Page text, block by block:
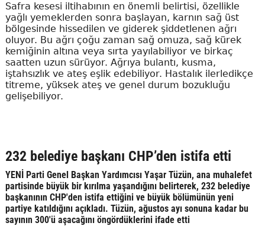
Safra kesesi iltihabının en önemli belirtisi, özellikle
yağlı yemeklerden sonra başlayan, karnın sağ üst
bölgesinde hissedilen ve giderek şiddetlenen ağrı
oluyor. Bu ağrı çoğu zaman sağ omuza, sağ kürek
kemiğinin altına veya sırta yayılabiliyor ve birkaç
saatten uzun sürüyor. Ağrıya bulantı, kusma,
iştahsızlık ve ateş eşlik edebiliyor. Hastalık ilerledikçe
titreme, yüksek ateş ve genel durum bozukluğu
gelişebiliyor.
232 belediye başkanı CHP’den istifa etti
YENİ Parti Genel Başkan Yardımcısı Yaşar Tüzün, ana muhalefet
partisinde büyük bir kırılma yaşandığını belirterek, 232 belediye
başkanının CHP'den istifa ettiğini ve büyük bölümünün yeni
partiye katıldığını açıkladı. Tüzün, ağustos ayı sonuna kadar bu
sayının 300'ü aşacağını öngördüklerini ifade etti